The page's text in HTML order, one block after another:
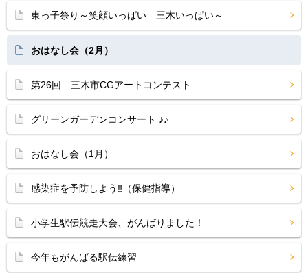
東っ子祭り～笑顔いっぱい 三木いっぱい～
おはなし会（2月）
第26回 三木市CGアートコンテスト
グリーンガーデンコンサート ♪♪
おはなし会（1月）
感染症を予防しよう‼（保健指導）
小学生駅伝競走大会、がんばりました！
今年もがんばる駅伝練習